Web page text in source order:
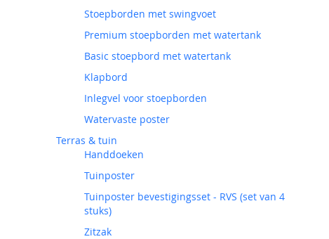
Stoepborden met swingvoet
Premium stoepborden met watertank
Basic stoepbord met watertank
Klapbord
Inlegvel voor stoepborden
Watervaste poster
Terras & tuin
Handdoeken
Tuinposter
Tuinposter bevestigingsset - RVS (set van 4
stuks)
Zitzak